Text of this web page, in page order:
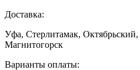
Доставка:
Уфа, Стерлитамак,
Магнитогорск
Варианты оплаты: